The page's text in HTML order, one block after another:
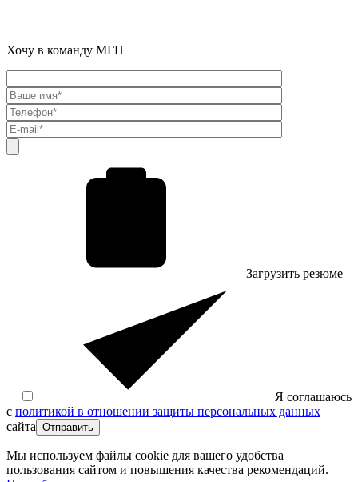
Хочу в команду МГП
Загрузить резюме
Я соглашаюсь
с политикой в отношении защиты персональных данных
сайта Отправить
Мы используем файлы cookie для вашего удобства
пользования сайтом и повышения качества рекомендаций.